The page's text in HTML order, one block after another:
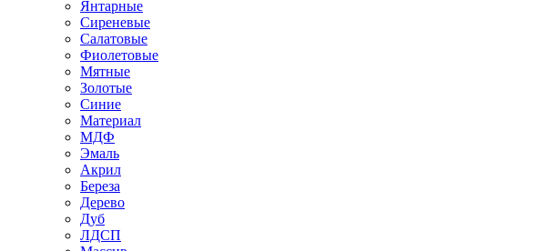
Янтарные
Сиреневые
Салатовые
Фиолетовые
Мятные
Золотые
Синие
Материал
МДФ
Эмаль
Акрил
Береза
Дерево
Дуб
ЛДСП